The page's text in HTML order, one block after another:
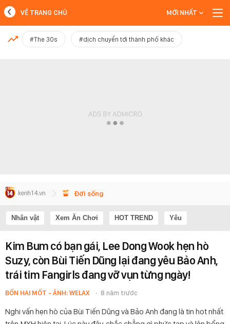
MỚI NHẤT
VỀ TRANG CHỦ MỚI NHẤT
#The 30s #dịch chuyển tới thành phố khác
Đời sống
Nhân vật Xem Ăn Chơi HOT TREND Yêu
Kim Bum có bạn gái, Lee Dong Wook hẹn hò
Suzy, còn Bùi Tiến Dũng lại đang yêu Bảo Anh,
trái tim Fangirls đang vỡ vụn từng ngày!
BỐN HAI MỐT - ẢNH: WELAX 8 năm trước
Nghi vấn hẹn hò của Bùi Tiến Dũng và Bảo Anh đang là tin hot nhất